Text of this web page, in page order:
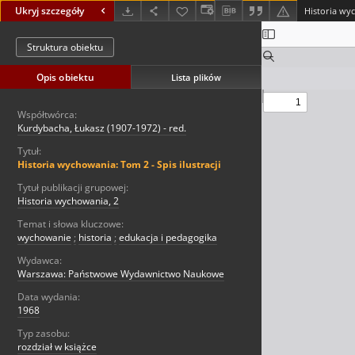
Ukryj szczegóły Historia
Struktura obiektu
Opis obiektu Lista plików
Współtwórca:
Kurdybacha, Łukasz (1907-1972) - red.
Tytuł:
Historia wychowania: Tom 2 - Spis ilustracji
Tytuł publikacji grupowej:
Historia wychowania, 2
Temat i słowa kluczowe:
wychowanie ; historia ; edukacja i pedagogika
Wydawca:
Warszawa: Państwowe Wydawnictwo Naukowe
Data wydania:
1968
Typ zasobu:
rozdział w książce